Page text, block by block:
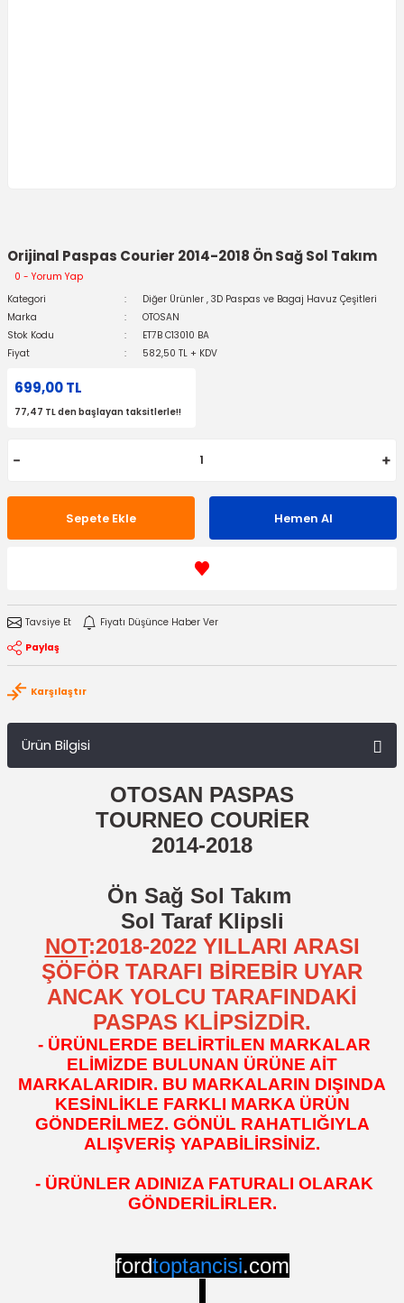
Orijinal Paspas Courier 2014-2018 Ön Sağ Sol Takım
0 - Yorum Yap
Kategori
Diğer Ürünler , 3D Paspas ve Bagaj Havuz Çeşitleri
Marka
OTOSAN
Stok Kodu
ET7B C13010 BA
Fiyat
582,50 TL + KDV
699,00 TL
77,47 TL den başlayan taksitlerle!!
Sepete Ekle Hemen Al
Tavsiye Et
Fiyatı Düşünce Haber Ver
Paylaş
Karşılaştır
Ürün Bilgisi
OTOSAN PASPAS
TOURNEO COURİER
2014-2018
Ön Sağ Sol Takım
Sol Taraf Klipsli
NOT:2018-2022 YILLARI ARASI
ŞÖFÖR TARAFI BİREBİR UYAR
ANCAK YOLCU TARAFINDAKİ
PASPAS KLİPSİZDİR.
- ÜRÜNLERDE BELİRTİLEN MARKALAR
ELİMİZDE BULUNAN ÜRÜNE AİT
MARKALARIDIR. BU MARKALARIN DIŞINDA
KESİNLİKLE FARKLI MARKA ÜRÜN
GÖNDERİLMEZ. GÖNÜL RAHATLIĞIYLA
ALIŞVERİŞ YAPABİLİRSİNİZ.
- ÜRÜNLER ADINIZA FATURALI OLARAK
GÖNDERİLİRLER.
fordtoptancisi.com